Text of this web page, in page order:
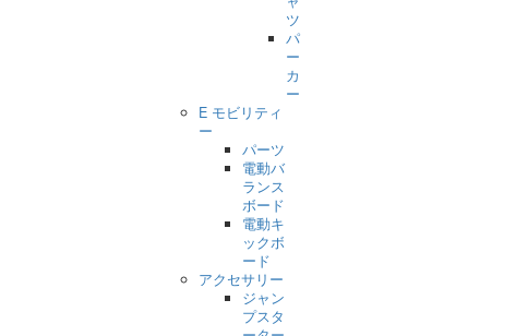
ツ
パ
ー
カ
ー
E モビリティ
ー
パーツ
電動バ
ランス
ボード
電動キ
ックボ
ード
アクセサリー
ジャン
プスタ